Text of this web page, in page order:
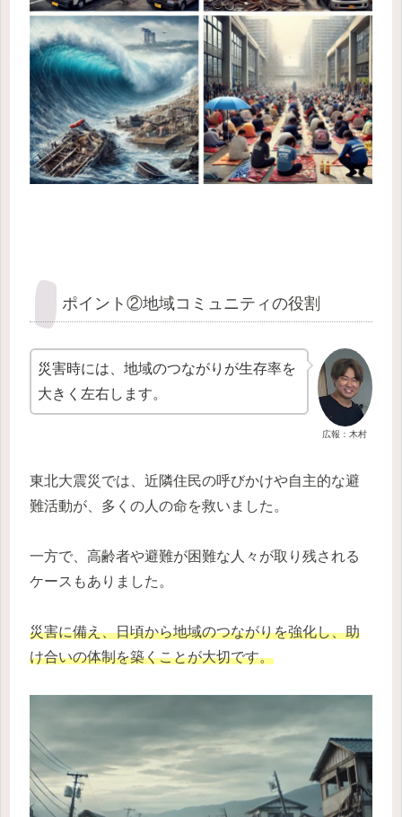
ポイント②地域コミュニティの役割
広報：木村
災害時には、地域のつながりが生存率を
大きく左右します。
東北大震災では、近隣住民の呼びかけや自主的な避
難活動が、多くの人の命を救いました。
一方で、高齢者や避難が困難な人々が取り残される
ケースもありました。
災害に備え、日頃から地域のつながりを強化し、助
け合いの体制を築くことが大切です。